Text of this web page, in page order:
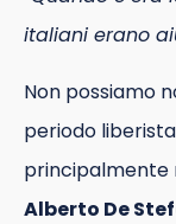
italiani erano
Non possiamo
periodo
principalmente
Alberto De